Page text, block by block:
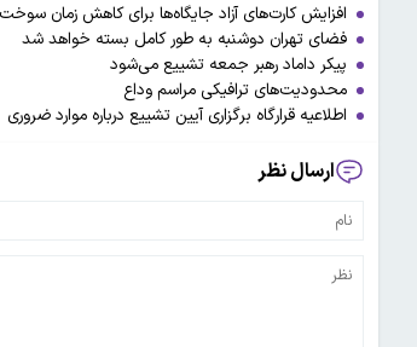
افزایش کارت‌های آزاد جایگاه‌ها برای کاهش زمان
فضای تهران دوشنبه به طور کامل بسته خواهد شد
پیکر داماد رهبر جمعه تشییع می‌شود
محدودیت‌های ترافیکی مراسم وداع
اطلاعیه قرارگاه برگزاری آیین تشییع درباره موارد ضروری
ارسال نظر